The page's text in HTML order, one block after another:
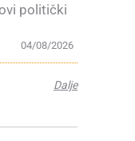
politički
04/08/2026
Dalje